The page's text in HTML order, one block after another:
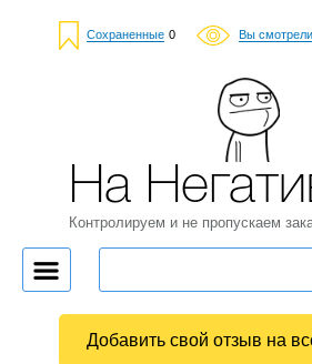
Сохраненные 0 Вы смотрели
На
Контролируем и не пропускаем
Добавить свой отзыв на